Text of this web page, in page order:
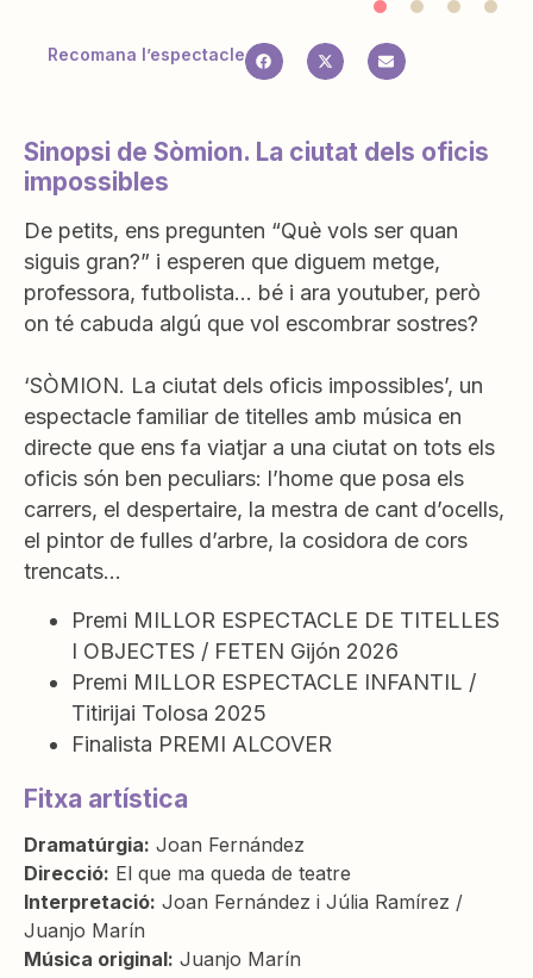
Recomana l’espectacle
Sinopsi de Sòmion. La ciutat dels oficis
impossibles
De petits, ens pregunten “Què vols ser quan
siguis gran?” i esperen que diguem metge,
professora, futbolista… bé i ara youtuber, però
on té cabuda algú que vol escombrar sostres?
‘SÒMION. La ciutat dels oficis impossibles’, un
espectacle familiar de titelles amb música en
directe que ens fa viatjar a una ciutat on tots els
oficis són ben peculiars: l’home que posa els
carrers, el despertaire, la mestra de cant d’ocells,
el pintor de fulles d’arbre, la cosidora de cors
trencats…
Premi MILLOR ESPECTACLE DE TITELLES
I OBJECTES / FETEN Gijón 2026
Premi MILLOR ESPECTACLE INFANTIL /
Titirijai Tolosa 2025
Finalista PREMI ALCOVER
Fitxa artística
Dramatúrgia: Joan Fernández
Direcció: El que ma queda de teatre
Interpretació: Joan Fernández i Júlia Ramírez /
Juanjo Marín
Música original: Juanjo Marín